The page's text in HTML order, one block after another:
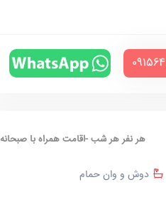
هر نفر هر شب -اقامت همراه با صبحانه
دوش و وان حمام